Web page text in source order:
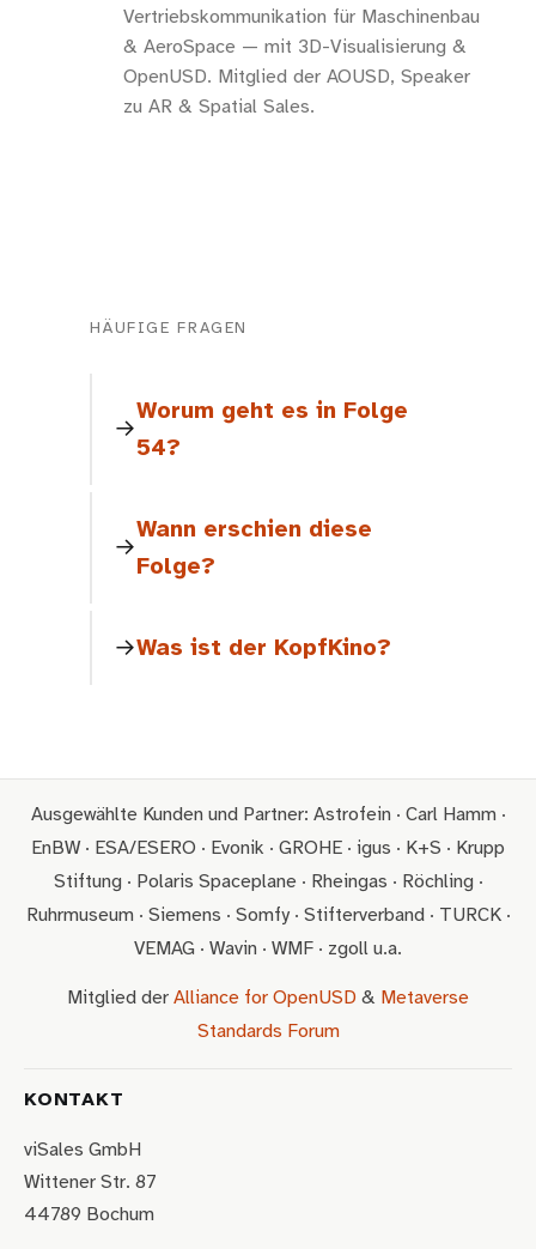
Vertriebskommunikation für Maschinenbau
& AeroSpace — mit 3D-Visualisierung &
OpenUSD. Mitglied der AOUSD, Speaker
zu AR & Spatial Sales.
HÄUFIGE FRAGEN
Worum geht es in Folge
54?
Wann erschien diese
Folge?
Was ist der KopfKino?
Ausgewählte Kunden und Partner: Astrofein · Carl Hamm ·
EnBW · ESA/ESERO · Evonik · GROHE · igus · K+S · Krupp
Stiftung · Polaris Spaceplane · Rheingas · Röchling ·
Ruhrmuseum · Siemens · Somfy · Stifterverband · TURCK ·
VEMAG · Wavin · WMF · zgoll u.a.
Mitglied der Alliance for OpenUSD & Metaverse
Standards Forum
KONTAKT
viSales GmbH
Wittener Str. 87
44789 Bochum